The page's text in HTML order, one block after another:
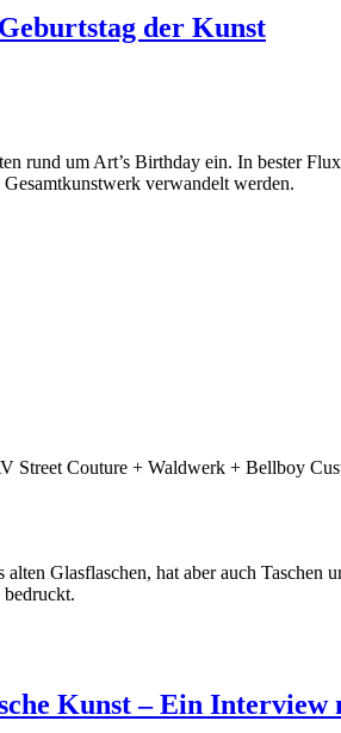
der Kunst
rund um Art’s Birthday ein. In bester
verwandelt werden.
Couture + Waldwerk + Bellboy
Glasflaschen, hat aber auch
Kunst – Ein